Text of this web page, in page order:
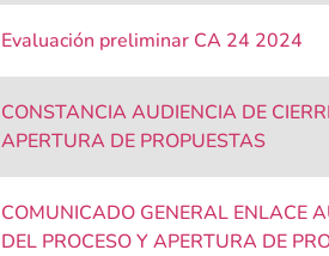
Evaluación preliminar CA 24 2024
CONSTANCIA AUDIENCIA DE
APERTURA DE PROPUESTAS
COMUNICADO GENERAL ENLACE
DEL PROCESO Y APERTURA DE